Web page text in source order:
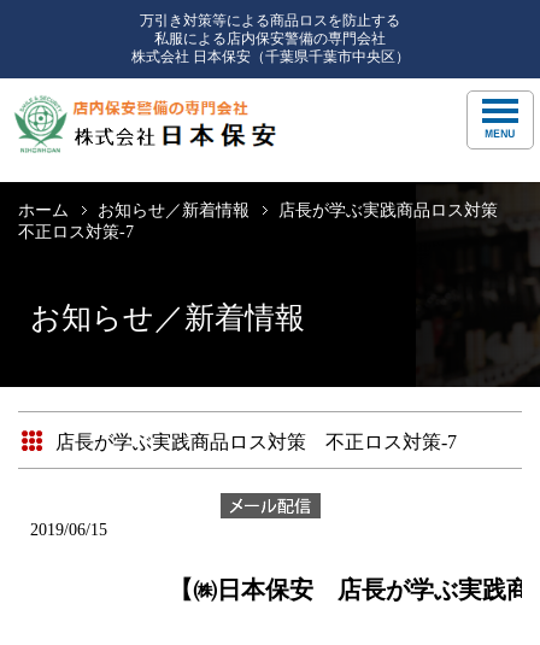
万引き対策等による商品ロスを防止する
私服による店内保安警備の専門会社
株式会社 日本保安（千葉県千葉市中央区）
ホーム お知らせ／新着情報
店長が学ぶ実践商品ロス対策
不正ロス対策-7
お知らせ／新着情報
店長が学ぶ実践商品ロス対策 不正ロス対策-7
2019/06/15
【㈱日本保安 店長が学ぶ実践商